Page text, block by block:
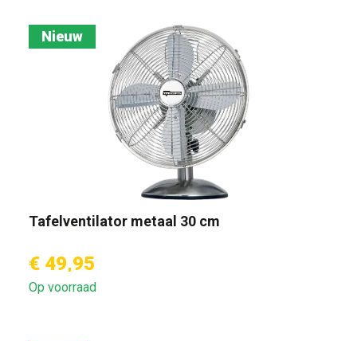
Nieuw
Tafelventilator metaal 30 cm
€ 49,95
Op voorraad